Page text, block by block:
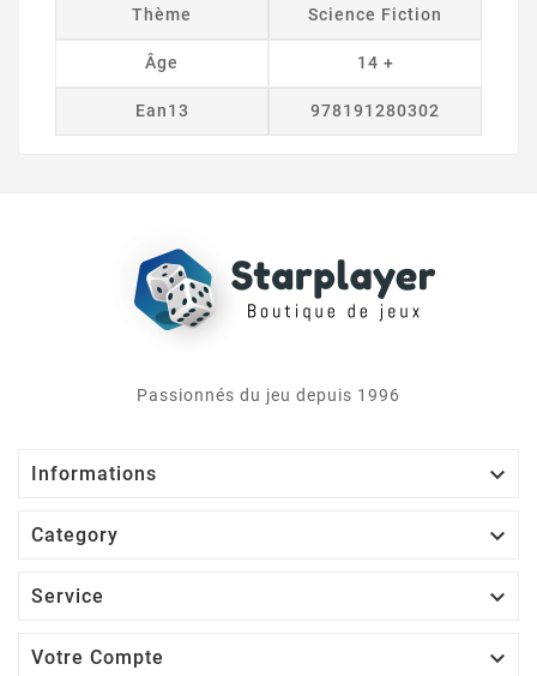
Thème Science Fiction
Âge 14 +
Ean13 978191280302
Passionnés du jeu depuis 1996
Informations 
Category 
Service 
Votre Compte 